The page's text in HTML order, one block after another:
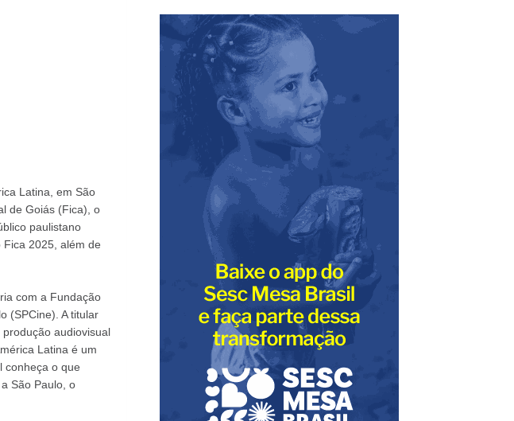
Latina, em São
de Goiás (Fica), o
paulistano
2025, além de
com a Fundação
(SPCine). A titular
audiovisual
Latina é um
conheça o que
São Paulo, o